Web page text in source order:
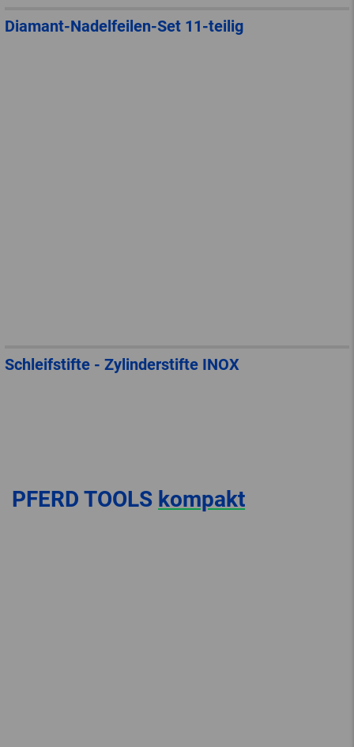
Diamant-Nadelfeilen-Set 11-teilig
Schleifstifte - Zylinderstifte INOX
PFERD TOOLS kompakt